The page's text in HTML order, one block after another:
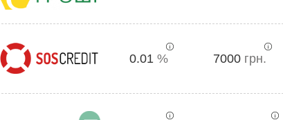
0.01 % 7000 грн.